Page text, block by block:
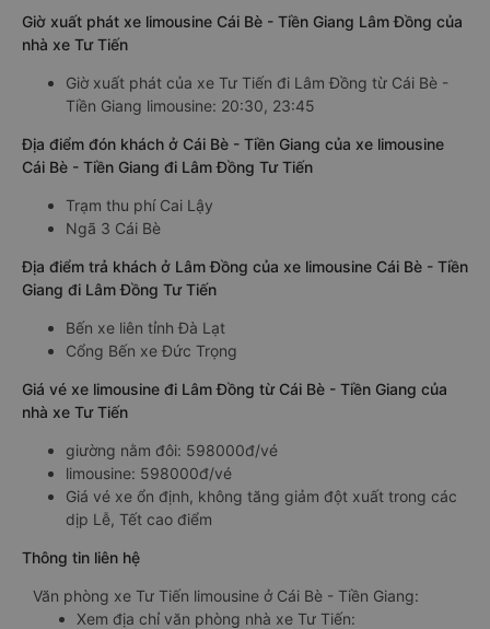
Giờ xuất phát xe limousine Cái Bè - Tiền Giang Lâm Đồng của
nhà xe Tư Tiến
Giờ xuất phát của xe Tư Tiến đi Lâm Đồng từ Cái Bè -
Tiền Giang limousine: 20:30, 23:45
Địa điểm đón khách ở Cái Bè - Tiền Giang của xe limousine
Cái Bè - Tiền Giang đi Lâm Đồng Tư Tiến
Trạm thu phí Cai Lậy
Ngã 3 Cái Bè
Địa điểm trả khách ở Lâm Đồng của xe limousine Cái Bè - Tiền
Giang đi Lâm Đồng Tư Tiến
Bến xe liên tỉnh Đà Lạt
Cổng Bến xe Đức Trọng
Giá vé xe limousine đi Lâm Đồng từ Cái Bè - Tiền Giang của
nhà xe Tư Tiến
giường nằm đôi: 598000đ/vé
limousine: 598000đ/vé
Giá vé xe ổn định, không tăng giảm đột xuất trong các
dịp Lễ, Tết cao điểm
Thông tin liên hệ
Văn phòng xe Tư Tiến limousine ở Cái Bè - Tiền Giang:
Xem địa chỉ văn phòng nhà xe Tư Tiến: